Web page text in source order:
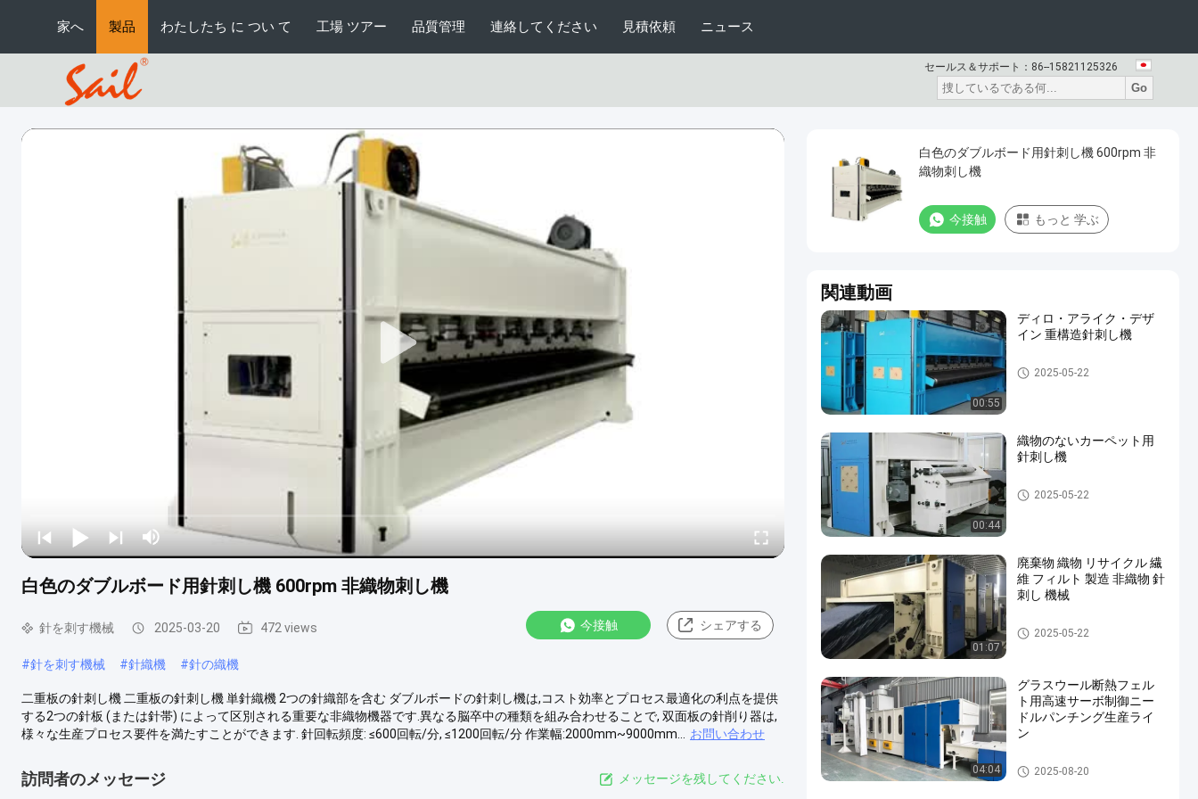
家へ 製品 わたしたち に つい て 工場 ツアー 品質管理 連絡してください 見積依頼 ニュース
セールス＆サポート： 86--15821125326
Go
白色のダブルボード用針刺し機 600rpm 非織物刺し機
針を刺す機械 2025-03-20 472 views 今接触 シェアする
#針を刺す機械 #針織機 #針の織機
二重板の針刺し機 二重板の針刺し機 単針織機 2つの針織部を含む ダブルボードの針刺し機は,コスト効率とプロセス最適化の利点を提供
する2つの針板 (または針帯) によって区別される重要な非織物機器です.異なる脳卒中の種類を組み合わせることで, 双面板の針削り器は,
様々な生産プロセス要件を満たすことができます. 針回転頻度: ≤600回転/分, ≤1200回転/分 作業幅:2000mm~9000mm...
お問い合わせ
訪問者のメッセージ メッセージを残してください.
白色のダブルボード用針刺し機 600rpm 非
織物刺し機
今接触 もっと 学ぶ
関連動画
00:55
ディロ・アライク・デザ
イン 重構造針刺し機
針を刺す機械
2025-05-22
00:44
織物のないカーペット用
針刺し機
針を刺す機械
2025-05-22
01:07
廃棄物 織物 リサイクル 繊
維 フィルト 製造 非織物 針
刺し 機械
針を刺す機械
2025-05-22
04:04
グラスウール断熱フェル
ト用高速サーボ制御ニー
ドルパンチング生産ライ
ン
針の打つ生産ライン
2025-08-20